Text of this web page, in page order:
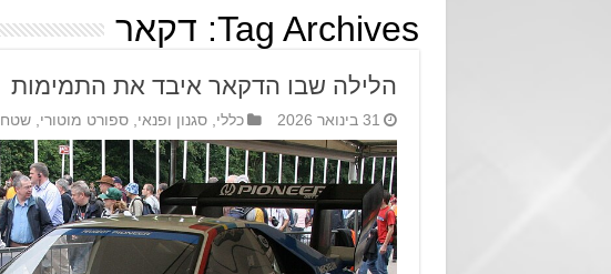
Tag Archives: דקאר
הלילה שבו הדקאר איבד את התמימות
31 בינואר 2026 כללי,סגנון ופנאי,ספורט מוטורי,שטח